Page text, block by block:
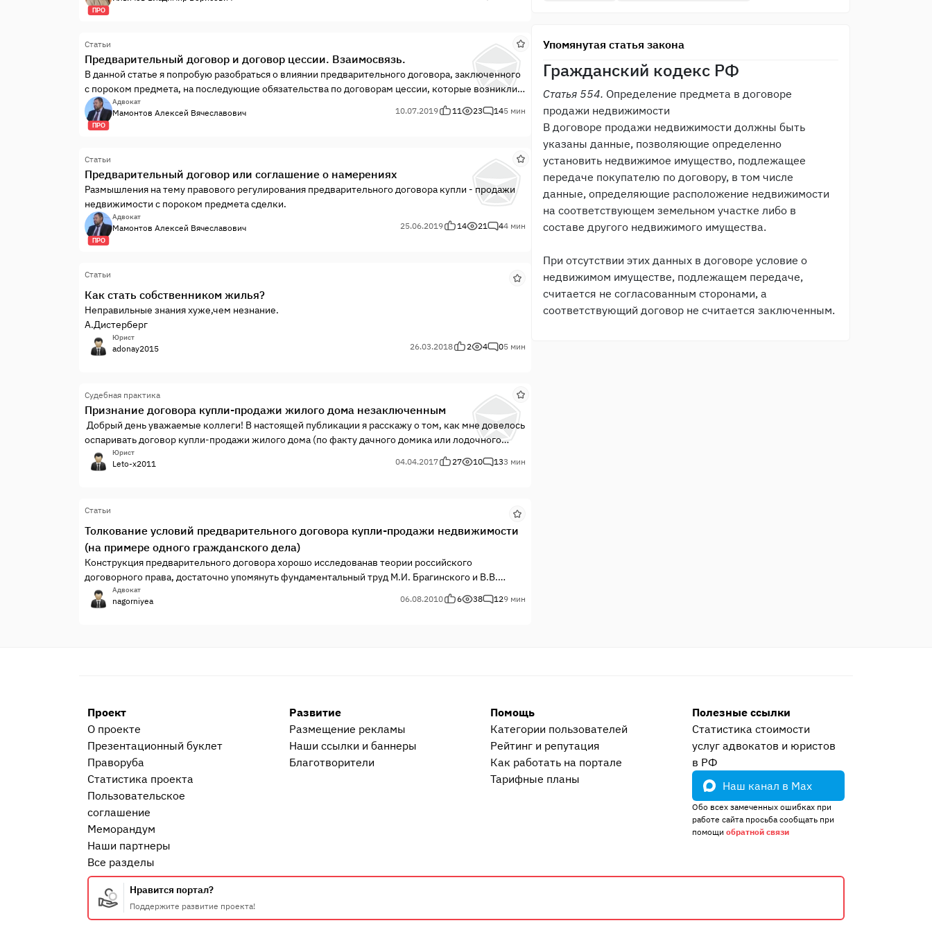
- Актуальные проблемы, связанные с применением земельного законодательства;
- Наиболее часто возникающие в судах с споры, связанные с правами на землю и варианты их
ПРО
Статьи
Предварительный договор и договор цессии. Взаимосвязь.
В данной статье я попробую разобраться о влиянии предварительного договора, заключенного
с пороком предмета, на последующие обязательства по договорам цессии, которые возникли
при передаче права требования заключения договора купли - продажи.
ПРО
Адвокат
Мамонтов Алексей Вячеславович 10.07.2019 11 23 145 мин
Статьи
Предварительный договор или соглашение о намерениях
Размышления на тему правового регулирования предварительного договора купли - продажи
недвижимости с пороком предмета сделки.
ПРО
Адвокат
Мамонтов Алексей Вячеславович 25.06.2019 14 21 44 мин
Статьи
Как стать собственником жилья?
Неправильные знания хуже,чем незнание.
А.Дистерберг
Юрист
adonay2015 26.03.2018 2 4 05 мин
Судебная практика
Признание договора купли-продажи жилого дома незаключенным
Добрый день уважаемые коллеги! В настоящей публикации я расскажу о том, как мне довелось
оспаривать договор купли-продажи жилого дома (по факту дачного домика или лодочного
гаража). В апреле 2016 года ко мне обратился мужчина, его проблема заключалась в том, что
приобретая дом на берегу моря он ф...
Юрист
Leto-x2011 04.04.2017 27 10 133 мин
Статьи
Толкование условий предварительного договора купли-продажи недвижимости
(на примере одного гражданского дела)
Конструкция предварительного договора хорошо исследованав теории российского
договорного права, достаточно упомянуть фундаментальный труд М.И. Брагинского и В.В.
Витрянского Договорное право. Книга первая. М., 2005. Однако в судебной практике условия
предварительного договора купли-продажи недвижимости ещё толкуются не однозначно. В
Адвокат
nagorniyea 06.08.2010 6 38 129 мин
Упомянутая статья закона
Гражданский кодекс РФ
Статья 554. Определение предмета в договоре
продажи недвижимости
В договоре продажи недвижимости должны быть
указаны данные, позволяющие определенно
установить недвижимое имущество, подлежащее
передаче покупателю по договору, в том числе
данные, определяющие расположение недвижимости
на соответствующем земельном участке либо в
составе другого недвижимого имущества.
При отсутствии этих данных в договоре условие о
недвижимом имуществе, подлежащем передаче,
считается не согласованным сторонами, а
соответствующий договор не считается заключенным.
Проект
О проекте
Презентационный букл​ет
Праворуба
Статистика проекта
Пользовательское
соглашение
Меморандум
Наши партнеры
Все разделы
Развитие
Размещение рекламы
Наши ссылки и баннеры
Благотворители
Помощь
Категории пользователей
Рейтинг и репутация
Как работать на портале
Тарифные планы
Полезные ссылки
Статистика стоимости
услуг адвокатов и юристов
в РФ
Наш канал в Max
Обо всех замеченных ошибках при
работе сайта просьба сообщать при
помощи обратной связи
Нравится портал?
Поддержите развитие проекта!